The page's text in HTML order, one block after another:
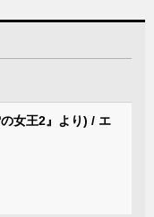
女王2』より) / エ